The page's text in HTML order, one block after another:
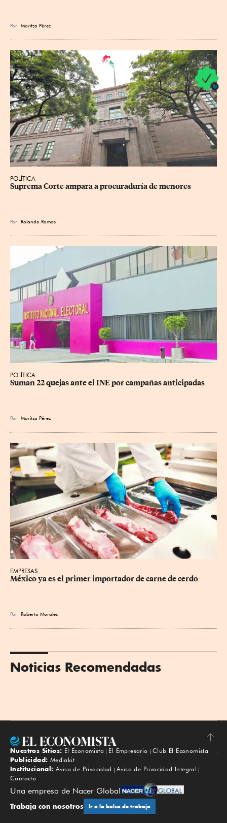
Por Maritza Pérez
POLÍTICA
Suprema Corte ampara a procuraduría de menores
Por Rolando Ramos
POLÍTICA
Suman 22 quejas ante el INE por campañas anticipadas
Por Maritza Pérez
EMPRESAS
México ya es el primer importador de carne de cerdo
Por Roberto Morales
Noticias Recomendadas
Subir
Nuestros Sitios: El Economista El Empresario
Club El Economista
Publicidad: Mediakit
Institucional: Aviso de Privacidad
Aviso de Privacidad Integral
Contacto
Una empresa de Nacer Global
Trabaja con nosotros Ir a la bolsa de trabajo